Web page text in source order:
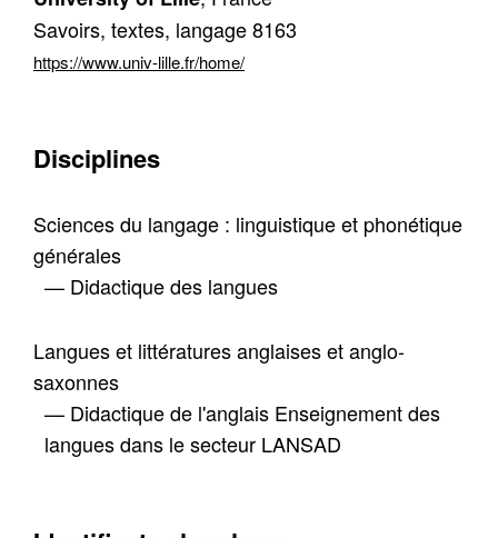
Savoirs, textes, langage 8163
https://www.univ-lille.fr/home/
Disciplines
Sciences du langage : linguistique et phonétique
générales
— Didactique des langues
Langues et littératures anglaises et anglo-
saxonnes
— Didactique de l'anglais Enseignement des
langues dans le secteur LANSAD